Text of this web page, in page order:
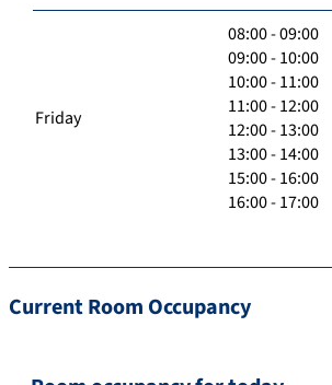
Friday
08:00 - 09:00
09:00 - 10:00
10:00 - 11:00
11:00 - 12:00
12:00 - 13:00
13:00 - 14:00
15:00 - 16:00
16:00 - 17:00
Current Room Occupancy